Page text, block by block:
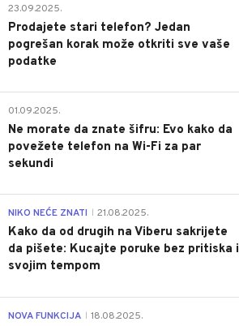
23.09.2025.
Prodajete stari telefon? Jedan
pogrešan korak može otkriti sve vaše
podatke
01.09.2025.
Ne morate da znate šifru: Evo kako da
povežete telefon na Wi-Fi za par
sekundi
NIKO NEĆE ZNATI 21.08.2025.
Kako da od drugih na Viberu sakrijete
da pišete: Kucajte poruke bez pritiska i
svojim tempom
NOVA FUNKCIJA 18.08.2025.